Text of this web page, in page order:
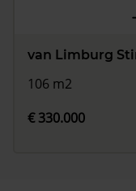
van Limburg
106 m2
€ 330.000